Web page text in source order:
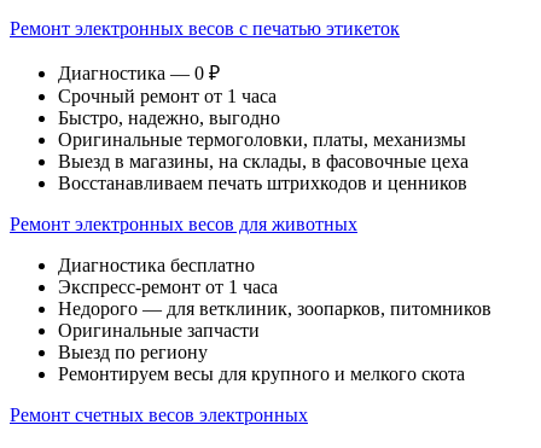
Ремонт электронных весов с печатью этикеток
Диагностика — 0 ₽
Срочный ремонт от 1 часа
Быстро, надежно, выгодно
Оригинальные термоголовки, платы, механизмы
Выезд в магазины, на склады, в фасовочные цеха
Восстанавливаем печать штрихкодов и ценников
Ремонт электронных весов для животных
Диагностика бесплатно
Экспресс-ремонт от 1 часа
Недорого — для ветклиник, зоопарков, питомников
Оригинальные запчасти
Выезд по региону
Ремонтируем весы для крупного и мелкого скота
Ремонт счетных весов электронных